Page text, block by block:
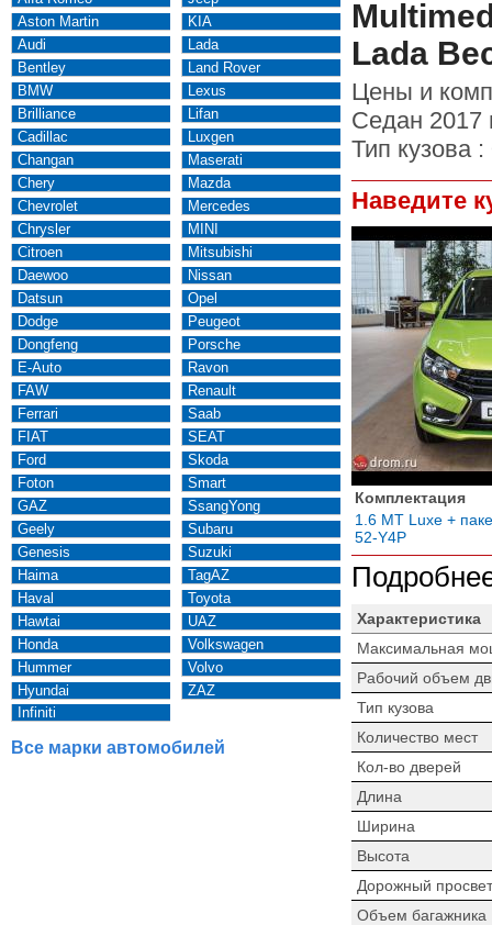
Aston Martin
Audi
Bentley
BMW
Brilliance
Cadillac
Changan
Chery
Chevrolet
Chrysler
Citroen
Daewoo
Datsun
Dodge
Dongfeng
E-Auto
FAW
Ferrari
FIAT
Ford
Foton
GAZ
Geely
Genesis
Haima
Haval
Hawtai
Honda
Hummer
Hyundai
Infiniti
KIA
Lada
Land Rover
Lexus
Lifan
Luxgen
Maserati
Mazda
Mercedes
MINI
Mitsubishi
Nissan
Opel
Peugeot
Porsche
Ravon
Renault
Saab
SEAT
Skoda
Smart
SsangYong
Subaru
Suzuki
TagAZ
Toyota
UAZ
Volkswagen
Volvo
ZAZ
Все марки автомобилей
Lada
Цены и
Седан 2017
Тип кузова :
Наведите
Комплектация
1.6 MT Luxe +
52-Y4P
Характеристика
Максимальная
Рабочий объем
Тип кузова
Количество мест
Кол-во дверей
Длина
Ширина
Высота
Дорожный просвет
Объем багажника